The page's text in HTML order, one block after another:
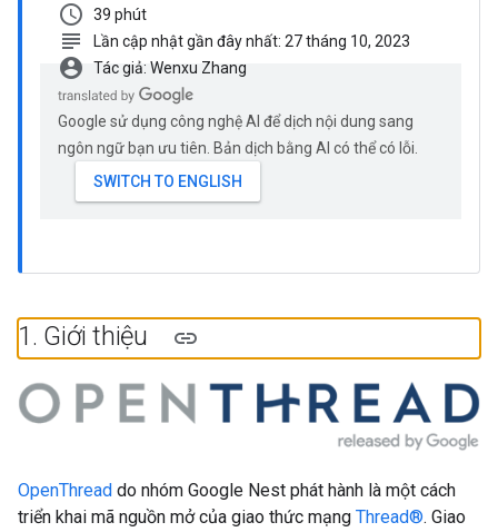
schedule 39 phút
subject Lần cập nhật gần đây nhất: 27 tháng 10, 2023
account_circle Tác giả: Wenxu Zhang
Google sử dụng công nghệ AI để dịch nội dung sang
ngôn ngữ bạn ưu tiên. Bản dịch bằng AI có thể có lỗi.
1. Giới thiệu
OpenThread do nhóm Google Nest phát hành là một cách
triển khai mã nguồn mở của giao thức mạng Thread®. Giao